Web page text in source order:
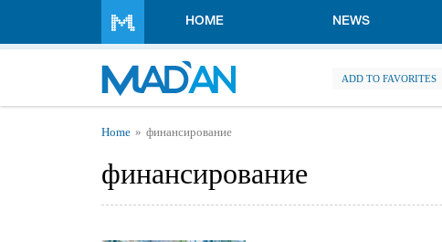
HOME NEWS
ADD TO FAVORITES
You are here
Home финансирование
финансирование